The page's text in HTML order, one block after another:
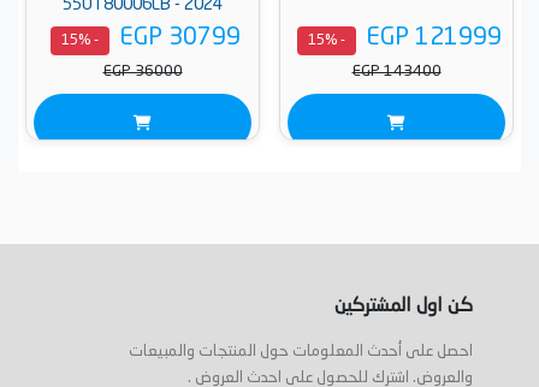
EGP 121999
- 15%
EGP 143400
55UT80006LB - 2024
EGP 30799
- 15%
EGP 36000
كن اول المشتركين
احصل على أحدث المعلومات حول المنتجات والمبيعات
والعروض. اشترك للحصول على احدث العروض .